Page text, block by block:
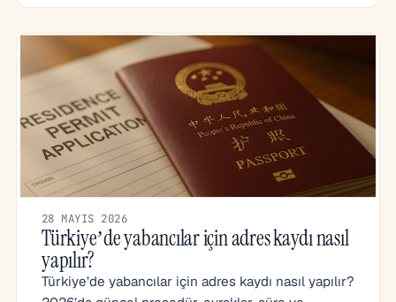
28 MAYIS 2026
Türkiye’de yabancılar için adres kaydı nasıl
yapılır?
Türkiye’de yabancılar için adres kaydı nasıl yapılır?